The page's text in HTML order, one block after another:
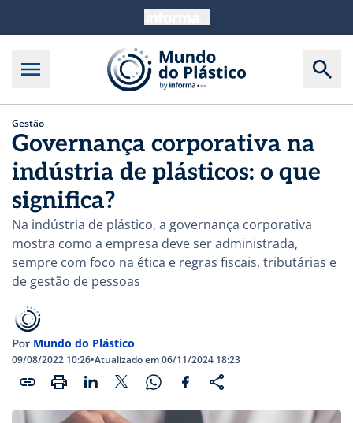
Gestão
Governança corporativa na
indústria de plásticos: o que
significa?
Na indústria de plástico, a governança corporativa
mostra como a empresa deve ser administrada,
sempre com foco na ética e regras fiscais, tributárias e
de gestão de pessoas
Por Mundo do Plástico
09/08/2022 10:26•Atualizado em 06/11/2024 18:23